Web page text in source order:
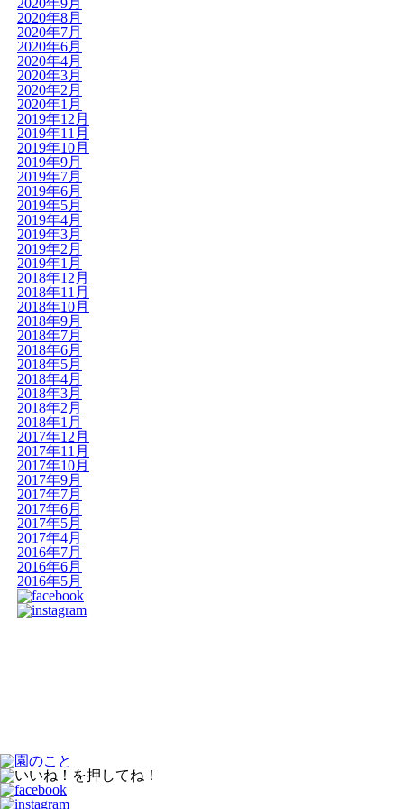
2020年9月
2020年8月
2020年7月
2020年6月
2020年4月
2020年3月
2020年2月
2020年1月
2019年12月
2019年11月
2019年10月
2019年9月
2019年7月
2019年6月
2019年5月
2019年4月
2019年3月
2019年2月
2019年1月
2018年12月
2018年11月
2018年10月
2018年9月
2018年7月
2018年6月
2018年5月
2018年4月
2018年3月
2018年2月
2018年1月
2017年12月
2017年11月
2017年10月
2017年9月
2017年7月
2017年6月
2017年5月
2017年4月
2016年7月
2016年6月
2016年5月